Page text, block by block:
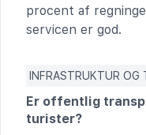
procent af
servicen er god.
INFRASTRUKTUR OG
Er offentlig
turister?